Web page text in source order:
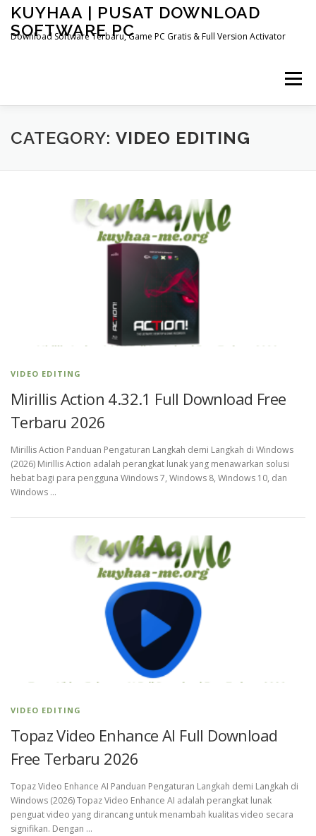
Skip
content
KUYHAA | PUSAT DOWNLOAD
SOFTWARE PC
Download Software Terbaru, Game PC Gratis & Full Version Activator
Menu
HOME CATEGORIES ABOUT US
CATEGORY: VIDEO EDITING
VIDEO EDITING
Mirillis Action 4.32.1 Full Download Free
Terbaru 2026
Mirillis Action Panduan Pengaturan Langkah demi Langkah di Windows
(2026) Mirillis Action adalah perangkat lunak yang menawarkan solusi
hebat bagi para pengguna Windows 7, Windows 8, Windows 10, dan
Windows …
VIDEO EDITING
Topaz Video Enhance AI Full Download
Free Terbaru 2026
Topaz Video Enhance AI Panduan Pengaturan Langkah demi Langkah di
Windows (2026) Topaz Video Enhance AI adalah perangkat lunak
penguat video yang dirancang untuk menambah kualitas video secara
signifikan. Dengan …